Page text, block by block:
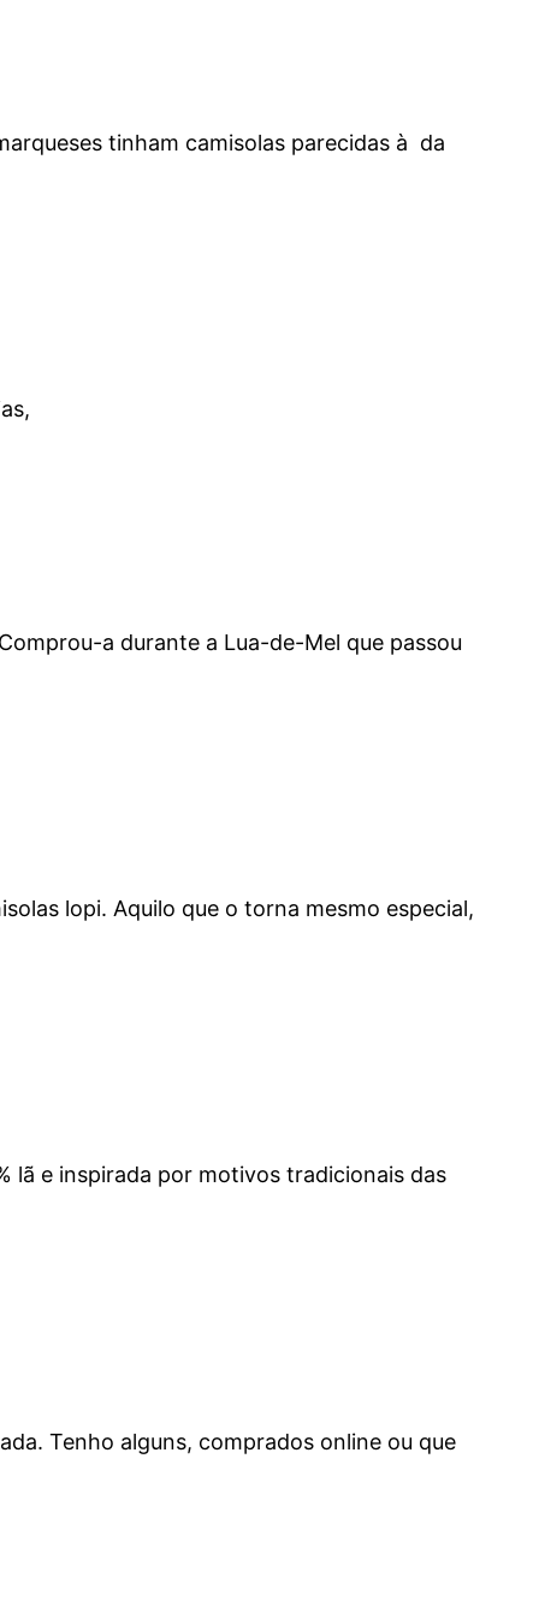
tinham camisolas parecidas à da
a durante a Lua-de-Mel que passou
lopi. Aquilo que o torna mesmo especial,
lã e inspirada por motivos tradicionais das
Tenho alguns, comprados online ou que